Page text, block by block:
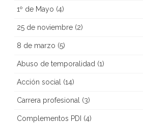
1º de Mayo (4)
25 de noviembre (2)
8 de marzo (5)
Abuso de temporalidad (1)
Acción social (14)
Carrera profesional (3)
Complementos PDI (4)